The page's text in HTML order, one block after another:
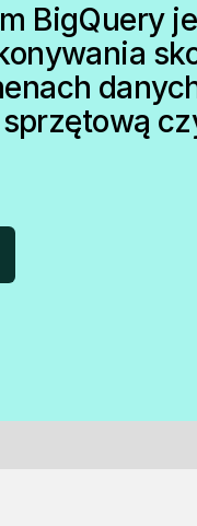
BigQuery